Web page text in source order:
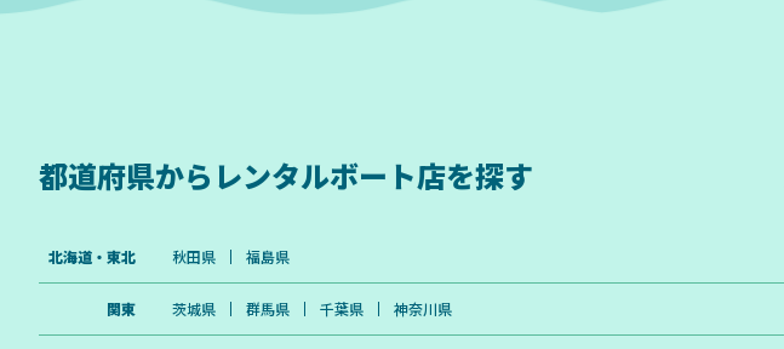
都道府県から レンタルボート店を探す
北海道・東北 秋田県 福島県
関東 茨城県 群馬県 千葉県 神奈川県